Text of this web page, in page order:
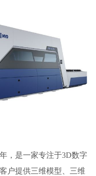
，是一家专注于3D数字
户提供三维模型、三维